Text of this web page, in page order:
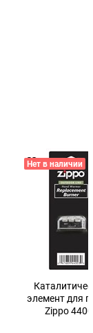
Нет в наличии
элемент для
Zippo